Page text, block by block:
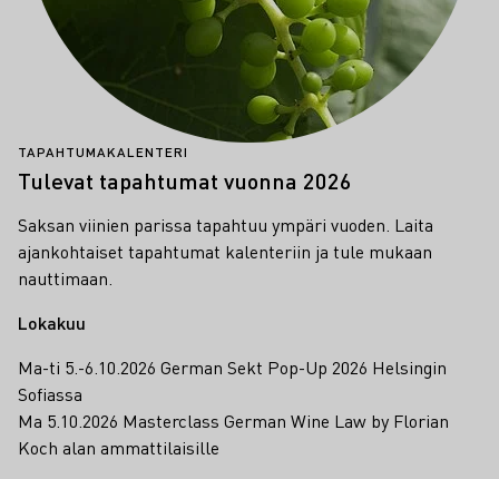
TAPAHTUMAKALENTERI
Tulevat tapahtumat vuonna 2026
Saksan viinien parissa tapahtuu ympäri vuoden. Laita
ajankohtaiset tapahtumat kalenteriin ja tule mukaan
nauttimaan.
Lokakuu
Ma-ti 5.-6.10.2026 German Sekt Pop-Up 2026 Helsingin
Sofiassa
Ma 5.10.2026 Masterclass German Wine Law by Florian
Koch alan ammattilaisille